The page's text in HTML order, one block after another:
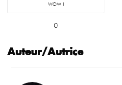
WOW !
0
Auteur/Autrice